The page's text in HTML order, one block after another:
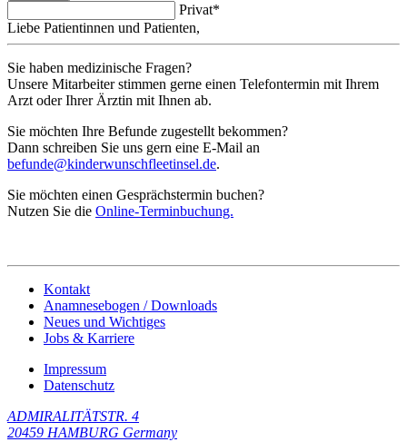
Privat*
Liebe Patientinnen und Patienten,
Sie haben medizinische Fragen?
Unsere Mitarbeiter stimmen gerne einen Telefontermin mit Ihrem
Arzt oder Ihrer Ärztin mit Ihnen ab.
Sie möchten Ihre Befunde zugestellt bekommen?
Dann schreiben Sie uns gern eine E-Mail an
befunde@kinderwunschfleetinsel.de.
Sie möchten einen Gesprächstermin buchen?
Nutzen Sie die Online-Terminbuchung.
Kontakt
Anamnesebogen / Downloads
Neues und Wichtiges
Jobs & Karriere
Impressum
Datenschutz
ADMIRALITÄTSTR. 4
20459 HAMBURG Germany